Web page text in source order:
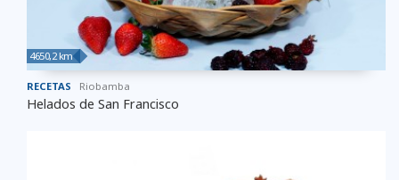
4650,2 km
RECETAS Riobamba
Helados de San Francisco